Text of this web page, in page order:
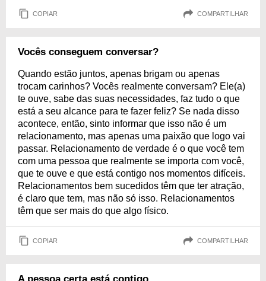
COPIAR COMPARTILHAR
Vocês conseguem conversar?
Quando estão juntos, apenas brigam ou apenas
trocam carinhos? Vocês realmente conversam? Ele(a)
te ouve, sabe das suas necessidades, faz tudo o que
está a seu alcance para te fazer feliz? Se nada disso
acontece, então, sinto informar que isso não é um
relacionamento, mas apenas uma paixão que logo vai
passar. Relacionamento de verdade é o que você tem
com uma pessoa que realmente se importa com você,
que te ouve e que está contigo nos momentos difíceis.
Relacionamentos bem sucedidos têm que ter atração,
é claro que tem, mas não só isso. Relacionamentos
têm que ser mais do que algo físico.
COPIAR COMPARTILHAR